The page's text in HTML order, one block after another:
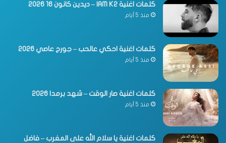
كلمات اغنية IAM K2 – ديدين كانون 16 2026
منذ 5 أيام
كلمات اغنية احكي عالحب – جورج عاصي 2026
منذ 5 أيام
كلمات اغنية صار الوقت – شهد برمدا 2026
منذ 5 أيام
كلمات اغنية يا سلام الله على المغرب – فاضل